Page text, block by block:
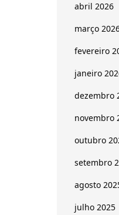
abril 2026
março
fevereiro
janeiro
dezembro
novembro
outubro
setembro
agosto
julho 2025